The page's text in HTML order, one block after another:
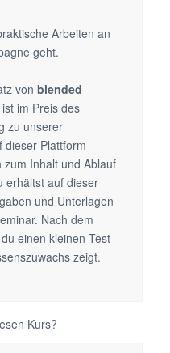
Arbeiten an
geht.
von blended
im Preis des
zu unserer
dieser Plattform
Inhalt und Ablauf
erhältst auf dieser
und Unterlagen
Nach dem
einen kleinen Test
zeigt.
Kurs?